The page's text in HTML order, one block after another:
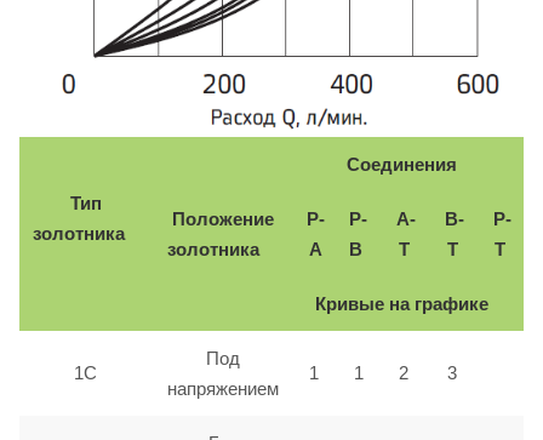
Тип
золотника
Положение
золотника
Соединения
P-
A
P-
B
A-
T
B-
T
P-
T
Кривые на графике
1C
Под
напряжением
1 1 2 3